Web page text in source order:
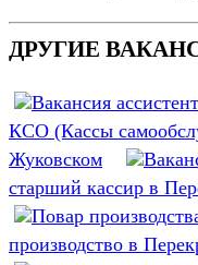
ДРУГИЕ
КСО (Кассы
Жуковском
старший кассир в
производство в